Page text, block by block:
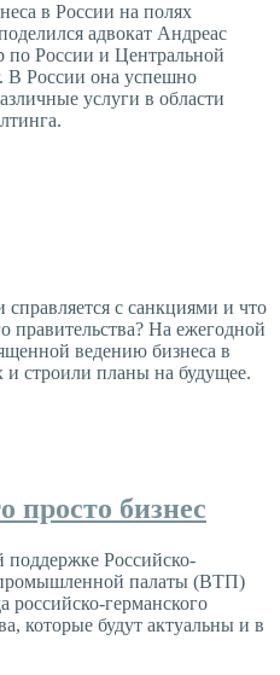
в России на полях
адвокат Андреас
по России и Центральной
В России она успешно
услуги в области
с санкциями и что
правительства? На ежегодной
ведению бизнеса в
и строили планы на будущее.
просто бизнес
Российско-
палаты (ВТП)
российско-германского
которые будут актуальны и в